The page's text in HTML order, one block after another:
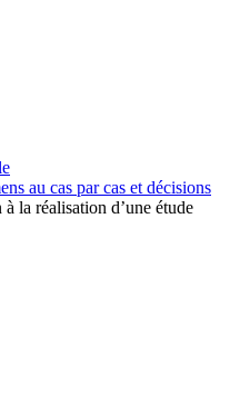
au cas par cas et décisions
la réalisation d’une étude